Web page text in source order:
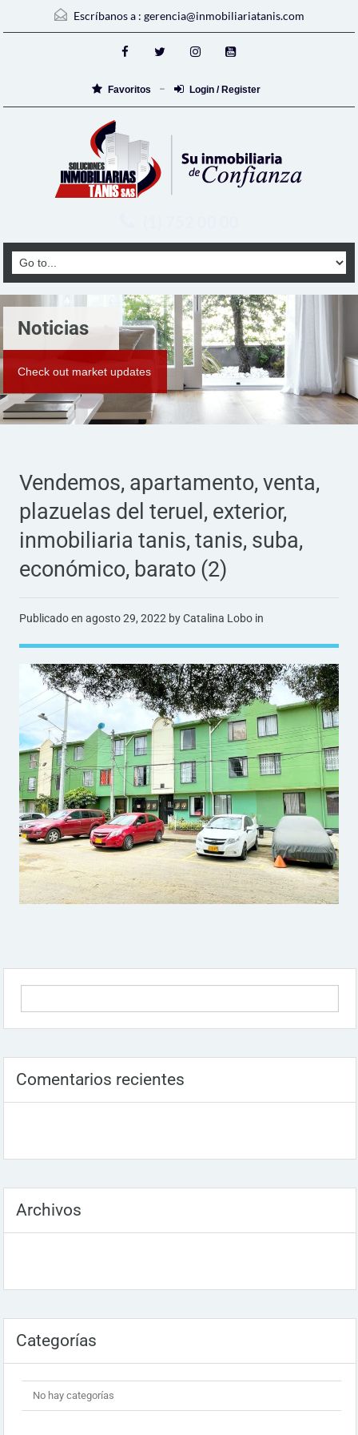
Escríbanos a : gerencia@inmobiliariatanis.com
Favoritos Login / Register
Noticias
Check out market updates
Vendemos, apartamento, venta,
plazuelas del teruel, exterior,
inmobiliaria tanis, tanis, suba,
económico, barato (2)
Publicado en agosto 29, 2022 by Catalina Lobo in
Comentarios recientes
Archivos
Categorías
No hay categorías